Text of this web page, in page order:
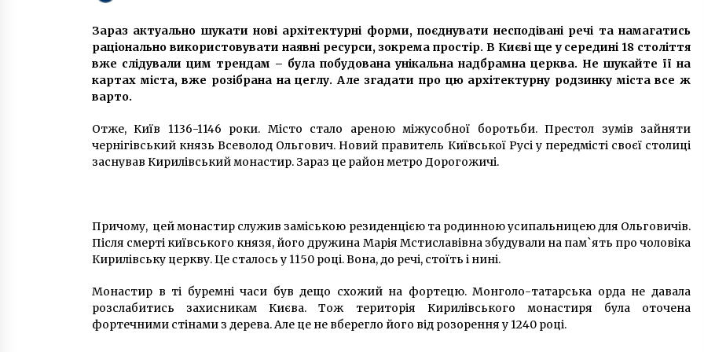
Сторічні пригоди Будинку
вчителя
8 років ago
Важливість регулярного
обслуговування DSG, маховик та
підшипники
1 місяць ago
будинках: Повінь у Києві в 1931
році
2 роки ago
президента України розповів як
присвоювались кошти, виділені на
будівництво доріг
6 років ago
Зараз актуально шукати нові архітектурні форми, поєднувати несподівані речі та намагатись
раціонально використовувати наявні ресурси, зокрема простір. В Києві ще у середині 18 століття
вже слідували цим трендам – була побудована унікальна надбрамна церква. Не шукайте її на
картах міста, вже розібрана на цеглу. Але згадати про цю архітектурну родзинку міста все ж
варто.
Отже, Київ 1136-1146 роки. Місто стало ареною міжусобної боротьби. Престол зумів зайняти
чернігівський князь Всеволод Ольгович. Новий правитель Київської Русі у передмісті своєї столиці
заснував Кирилівський монастир. Зараз це район метро Дорогожичі.
Причому, цей монастир служив заміською резиденцією та родинною усипальницею для Ольговичів.
Після смерті київського князя, його дружина Марія Мстиславівна збудували на пам`ять про чоловіка
Кирилівську церкву. Це сталось у 1150 році. Вона, до речі, стоїть і нині.
Монастир в ті буремні часи був дещо схожий на фортецю. Монголо-татарська орда не давала
розслабитись захисникам Києва. Тож територія Кирилівського монастиря була оточена
фортечними стінами з дерева. Але це не вберегло його від розорення у 1240 році.